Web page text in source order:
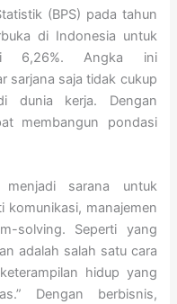
(BPS) pada tahun
di Indonesia untuk
6,26%. Angka ini
sarjana saja tidak cukup
dunia kerja. Dengan
membangun pondasi
sarana untuk
manajemen
solving. Seperti yang
adalah salah satu cara
hidup yang
Dengan berbisnis,